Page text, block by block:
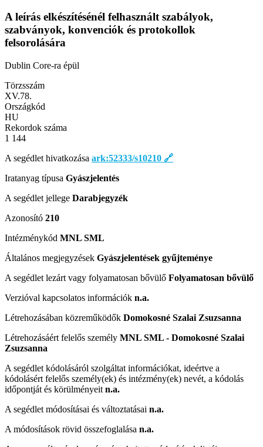
A leírás elkészítésénél felhasznált szabályok,
szabványok, konvenciók és protokollok
felsorolására
Dublin Core-ra épül
Törzsszám
XV.78.
Országkód
HU
Rekordok száma
1 144
A segédlet hivatkozása ark:52333/s10210 🔗
Iratanyag típusa Gyászjelentés
A segédlet jellege Darabjegyzék
Azonosító 210
Intézménykód MNL SML
Általános megjegyzések Gyászjelentések gyűjteménye
A segédlet lezárt vagy folyamatosan bővülő Folyamatosan bővülő
Verzióval kapcsolatos információk n.a.
Létrehozásában közreműködők Domokosné Szalai Zsuzsanna
Létrehozásáért felelős személy MNL SML - Domokosné Szalai
Zsuzsanna
A segédlet kódolásáról szolgáltat információkat, ideértve a
kódolásért felelős személy(ek) és intézmény(ek) nevét, a kódolás
időpontját és körülményeit n.a.
A segédlet módosításai és változtatásai n.a.
A módosítások rövid összefoglalása n.a.